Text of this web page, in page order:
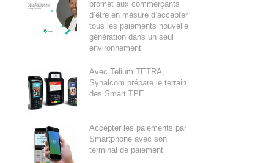
promet aux commerçants
d’être en mesure d’accepter
tous les paiements nouvelle
génération dans un seul
environnement
Avec Telium TETRA,
Synalcom prépare le terrain
des Smart TPE
Accepter les paiements par
Smartphone avec son
terminal de paiement